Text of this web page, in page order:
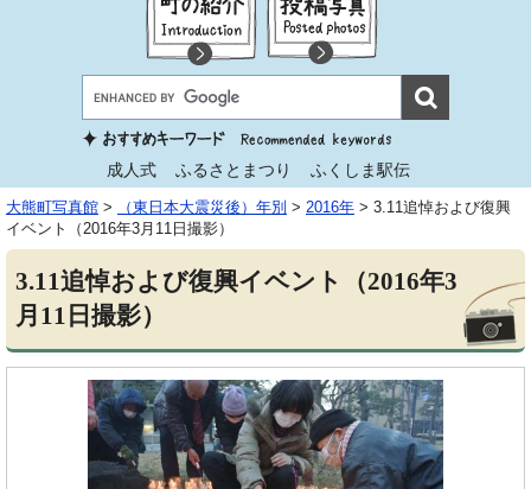
成人式 ふるさとまつり ふくしま駅伝
大熊町写真館 > （東日本大震災後）年別 > 2016年 > 3.11追悼および復興
イベント（2016年3月11日撮影）
3.11追悼および復興イベント（2016年3
月11日撮影）